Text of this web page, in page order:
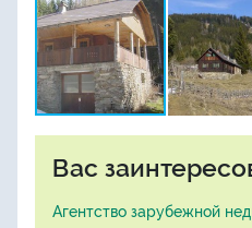
Вас
Агентство зарубежной